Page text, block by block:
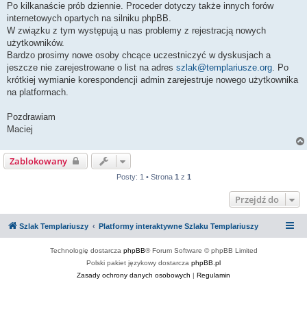
Po kilkanaście prób dziennie. Proceder dotyczy także innych forów
internetowych opartych na silniku phpBB.
W związku z tym występują u nas problemy z rejestracją nowych
użytkowników.
Bardzo prosimy nowe osoby chcące uczestniczyć w dyskusjach a
jeszcze nie zarejestrowane o list na adres szlak@templariusze.org. Po
krótkiej wymianie korespondencji admin zarejestruje nowego użytkownika
na platformach.
Pozdrawiam
Maciej
Zablokowany
Posty: 1 • Strona 1 z 1
Przejdź do
Szlak Templariuszy Platformy interaktywne Szlaku Templariuszy
Technologię dostarcza phpBB® Forum Software © phpBB Limited
Polski pakiet językowy dostarcza phpBB.pl
Zasady ochrony danych osobowych | Regulamin